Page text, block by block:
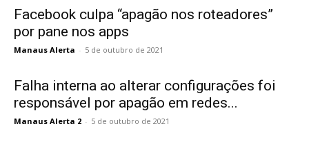
Facebook culpa “apagão nos roteadores”
por pane nos apps
Manaus Alerta - 5 de outubro de 2021
Falha interna ao alterar configurações foi
responsável por apagão em redes...
Manaus Alerta 2 - 5 de outubro de 2021